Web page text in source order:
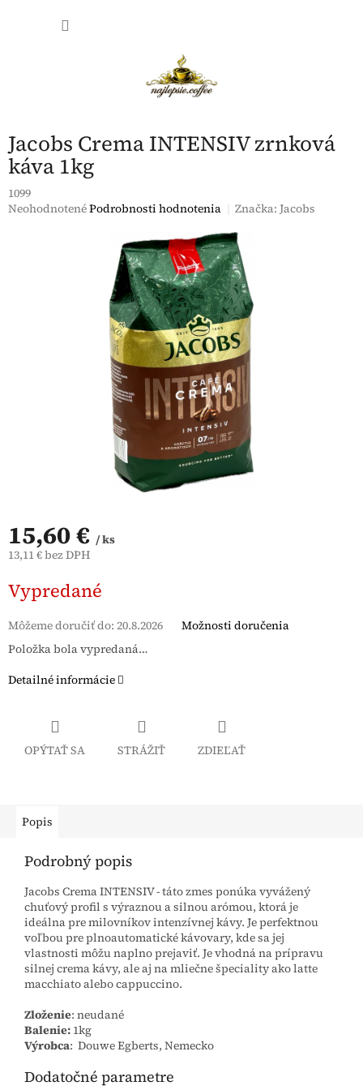
Jacobs Crema INTENSIV zrnková
káva 1kg
1099
Priemerné
NeohodnotenéPodrobnosti hodnotenia Značka:Jacobs
15,60 € / ks
13,11 € bez DPH
cena:
Vypredané
Môžeme doručiť do: 20.8.2026
Možnosti doručenia
Položka bola vypredaná…
Detailné informácie
OPÝTAŤ SA STRÁŽIŤ ZDIEĽAŤ
Popis
Podrobný popis
Jacobs Crema INTENSIV - táto zmes ponúka vyvážený
chuťový profil s výraznou a silnou arómou, ktorá je
ideálna pre milovníkov intenzívnej kávy. Je perfektnou
voľbou pre plnoautomatické kávovary, kde sa jej
vlastnosti môžu naplno prejaviť. Je vhodná na prípravu
silnej crema kávy, ale aj na mliečne špeciality ako latte
macchiato alebo cappuccino.
Zloženie: neudané
Balenie: 1kg
Výrobca: Douwe Egberts, Nemecko
Dodatočné parametre